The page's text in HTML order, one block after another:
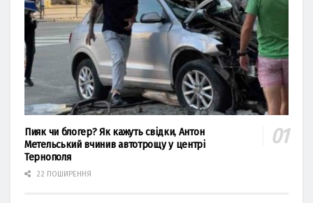
Пияк чи блогер? Як кажуть свідки, Антон
Метельський вчинив автотрощу у центрі
Тернополя
22 ПОШИРЕННЯ